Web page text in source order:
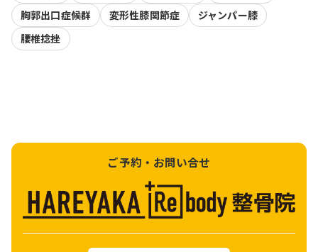
胸郭出口症候群
変形性膝関節症
ジャンパー膝
腰椎捻挫
ご予約・お問い合せ